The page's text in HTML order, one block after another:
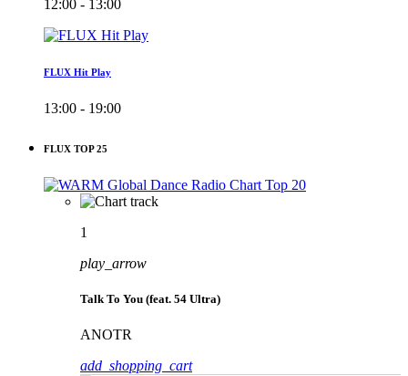
12:00 - 13:00
FLUX Hit Play
13:00 - 19:00
FLUX TOP 25
1
play_arrow
Talk To You (feat. 54 Ultra)
ANOTR
add_shopping_cart